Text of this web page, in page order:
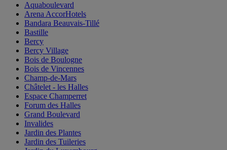
Aquaboulevard
Arena AccorHotels
Bandara Beauvais-Tillé
Bastille
Bercy
Bercy Village
Bois de Boulogne
Bois de Vincennes
Champ-de-Mars
Châtelet - les Halles
Espace Champerret
Forum des Halles
Grand Boulevard
Invalides
Jardin des Plantes
Jardin des Tuileries